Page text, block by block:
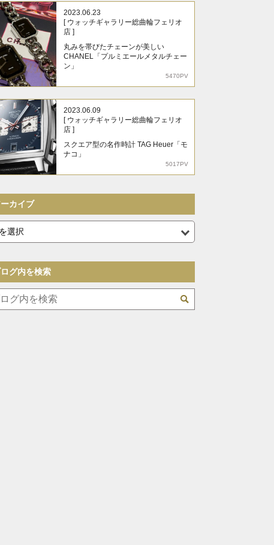
2023.06.23
[ ウォッチギャラリー総曲輪フェリオ
店 ]
丸みを帯びたチェーンが美しい
CHANEL「プルミエールメタルチェー
ン」
5470PV
2023.06.09
[ ウォッチギャラリー総曲輪フェリオ
店 ]
スクエア型の名作時計 TAG Heuer「モ
ナコ」
5017PV
カイブ
グ内を検索